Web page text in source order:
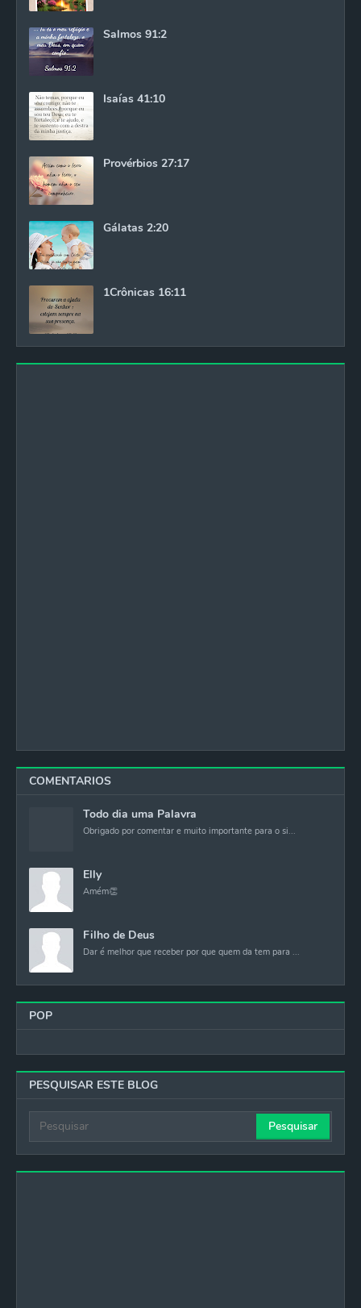
Salmos 91:2
Isaías 41:10
Provérbios 27:17
Gálatas 2:20
1Crônicas 16:11
COMENTARIOS
Todo dia uma Palavra
Obrigado por comentar e muito importante para o si...
Elly
Amém👏
Filho de Deus
Dar é melhor que receber por que quem da tem para ...
POP
PESQUISAR ESTE BLOG